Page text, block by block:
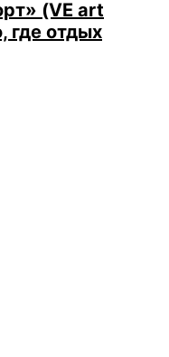
(VE art
где отдых